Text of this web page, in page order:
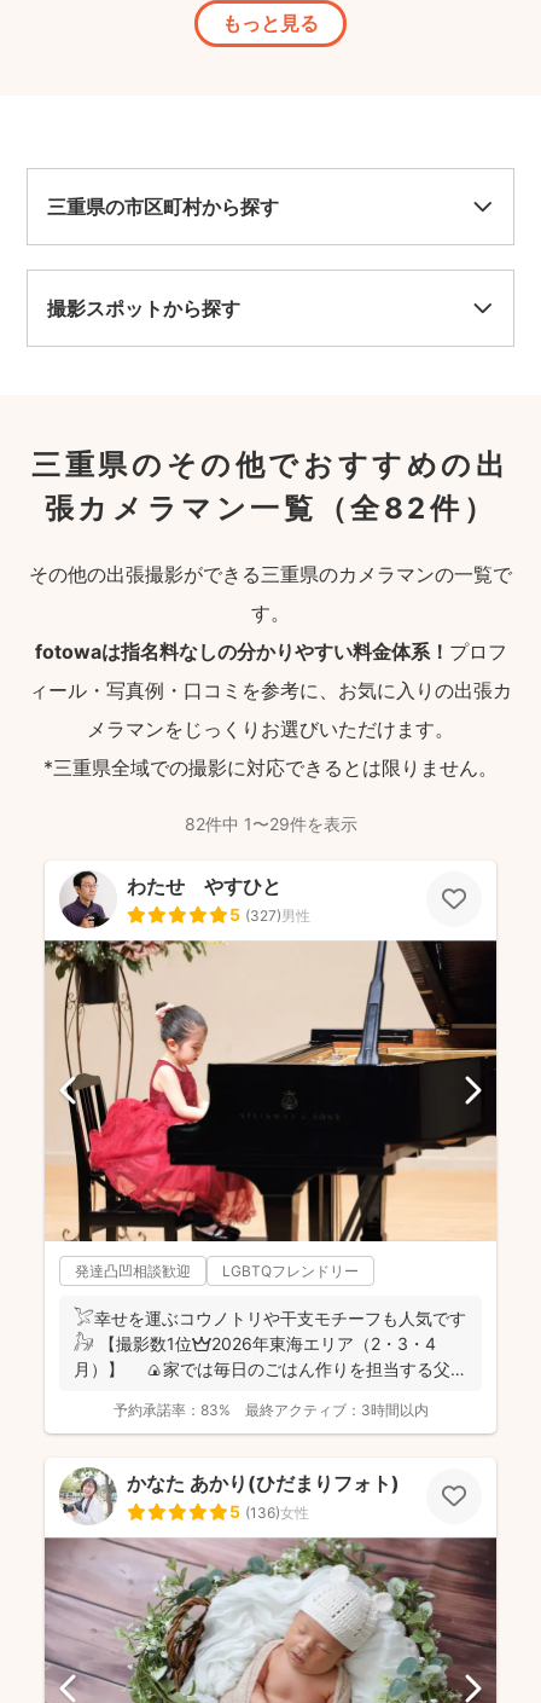
もっと見る
三重県の市区町村から探す
撮影スポットから探す
三重県のその他でおすすめの出
張カメラマン一覧
（全82件）
その他の出張撮影ができる三重県のカメラマンの一覧で
す。
fotowaは指名料なしの分かりやすい料金体系！ プロフ
ィール・写真例・口コミを参考に、お気に入りの出張カ
メラマンをじっくりお選びいただけます。
*三重県全域での撮影に対応できるとは限りません。
82件中 1〜29件を表示
わたせ やすひと
5 (327)男性
発達凸凹相談歓迎 LGBTQフレンドリー
𓅯幸せを運ぶコウノトリや干支モチーフも人気です
𓃗 【撮影数1位👑2026年東海エリア（2・3・4
月）】 🍙家では毎日のごはん作りを担当する父で
予約承諾率： 83% 最終アクティブ： 3時間以内
かなた あかり(ひだまりフォト)
5 (136)女性